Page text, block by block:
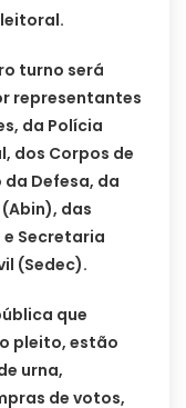
turno será
representantes
da Polícia
dos Corpos de
Defesa, da
das
Secretaria
(Sedec).
que
pleito, estão
urna,
de votos,